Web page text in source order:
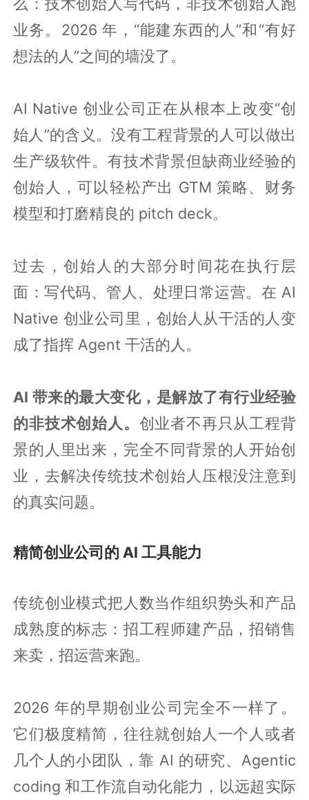
业务。2026 年，“能建东西的人”和“有好
想法的人”之间的墙没了。
AI Native 创业公司正在从根本上改变“创
始人”的含义。没有工程背景的人可以做出
生产级软件。有技术背景但缺商业经验的
创始人，可以轻松产出 GTM 策略、财务
模型和打磨精良的 pitch deck。
过去，创始人的大部分时间花在执行层
面：写代码、管人、处理日常运营。在 AI
Native 创业公司里，创始人从干活的人变
成了指挥 Agent 干活的人。
AI 带来的最大变化，是解放了有行业经验
的非技术创始人。 创业者不再只从工程背
景的人里出来，完全不同背景的人开始创
业，去解决传统技术创始人压根没注意到
的真实问题。
精简创业公司的 AI 工具能力
传统创业模式把人数当作组织势头和产品
成熟度的标志：招工程师建产品，招销售
来卖，招运营来跑。
2026 年的早期创业公司完全不一样了。
它们极度精简，往往就创始人一个人或者
几个人的小团队，靠 AI 的研究、Agentic
coding 和工作流自动化能力，以远超实际